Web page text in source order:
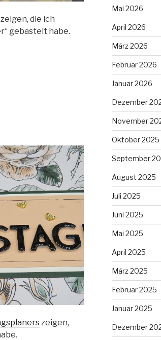
die ich
gebastelt habe.
zeigen,
Mai 2026
April 2026
März 2026
Februar 2026
Januar 2026
Dezember
November
Oktober 2025
September
August 2025
Juli 2025
Juni 2025
Mai 2025
April 2025
März 2025
Februar 2025
Januar 2025
Dezember